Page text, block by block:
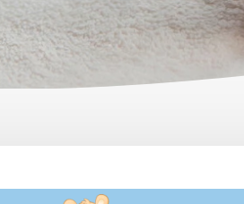
نجاح